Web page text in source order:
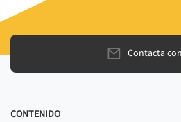
Contacta
CONTENIDO